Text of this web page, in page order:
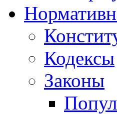
Кодексы
Законы